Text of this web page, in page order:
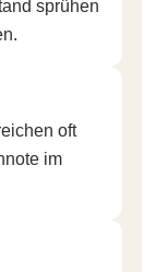
sprühen
oft
im